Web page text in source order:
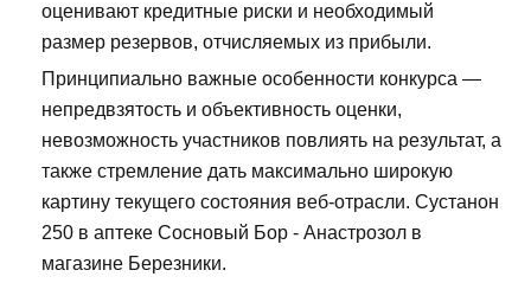
оценивают кредитные риски и необходимый
размер резервов, отчисляемых из прибыли.
Принципиально важные особенности конкурса —
непредвзятость и объективность оценки,
невозможность участников повлиять на результат, а
также стремление дать максимально широкую
картину текущего состояния веб-отрасли. Сустанон
250 в аптеке Сосновый Бор - Анастрозол в
магазине Березники.